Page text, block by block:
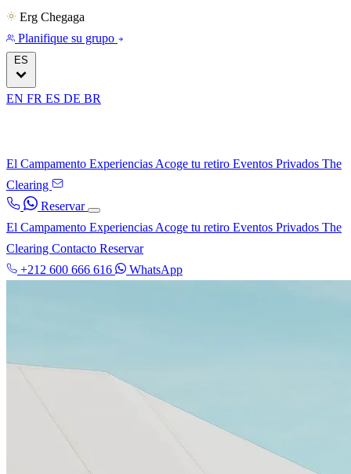
Erg Chegaga
Planifique su grupo
ES
EN FR ES DE BR
El Campamento Experiencias Acoge tu retiro Eventos Privados The
Clearing
Reservar
El Campamento Experiencias Acoge tu retiro Eventos Privados The
Clearing Contacto Reservar
+212 600 666 616
WhatsApp